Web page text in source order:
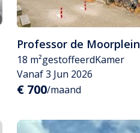
Professor de Moorplein
18 m²gestoffeerdKamer
Vanaf 3 Jun 2026
€ 700/maand